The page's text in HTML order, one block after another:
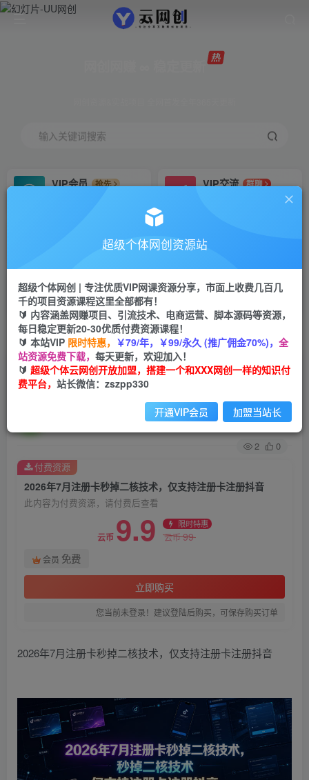
输入关键词搜索
VIP会员
抢先
VIP交流
群聊
研究探讨更多创业项目路子。
会员专属推广链接
招募站长
挂机
项目
脚本卡密
APP下载
GO
首页 创业课程 会员免费 正文
2026年7月注册卡秒掉二核技术，仅支持注册卡注
册抖音
关注 私信
2 0
2026年7月注册卡秒掉二核技术，仅支持注册卡注册抖音
此内容为付费资源，请付费后查看
云币 9.9 限时特惠
云币99
会员 免费
立即购买
您当前未登录！建议登陆后购买，可保存购买订单
付费资源
2026年7月注册卡秒掉二核技术，仅支持注册卡注册抖音
超级个体网创资源站
超级个体网创 | 专注优质VIP网课资源分享，市面上收费几百几
千的项目资源课程这里全部都有！
🔰 内容涵盖网赚项目、引流技术、电商运营、脚本源码等资源，
每日稳定更新20-30优质付费资源课程！
🔰 本站VIP 限时特惠， ￥79/年，￥99/永久 (推广佣金70%)， 全
站资源免费下载， 每天更新，欢迎加入！
🔰 超级个体云网创开放加盟，搭建一个和XXX网创一样的知识付
费平台， 站长微信：zszpp330
开通VIP会员 加盟当站长